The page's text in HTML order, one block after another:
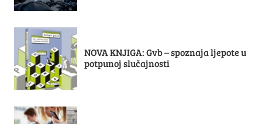
NOVA KNJIGA: Gvb – spoznaja ljepote u
potpunoj slučajnosti